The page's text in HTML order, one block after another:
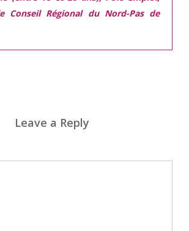
Conseil Régional du Nord-Pas de
Leave a Reply